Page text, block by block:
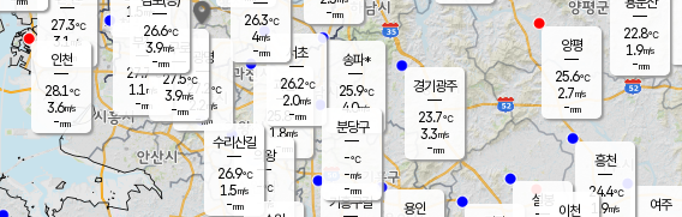
과천
25.8℃
1.8m/s
- mm
용인
여주
경기광주
23.7℃
3.3m/s
-mm
27.3℃
3.1 m/s
-mm
흥천
24.4℃
1.9m/s
의왕
- ℃
m/s
1.5 m/s
mm
설봉
광명
27.2 ℃
2.2 m/s
-mm
부천
27.7℃
1.1 m/s
-mm
구로
27.5℃
3.9m/s
-mm
-mm
송파*
25.9℃
4.0m/s
-mm
서초
26.2℃
2.0m/s
-mm
기흥구갈
수리산길
26.9℃
1.5m/s
-mm
분당구
-℃
-m/s
-mm
22.8℃
1.9m/s
-mm
26.6℃
3.9m/s
-mm
이천
양평
25.6℃
2.7m/s
-mm
인천
28.1℃
3.6m/s
-mm
26.3℃
4m/s
-mm